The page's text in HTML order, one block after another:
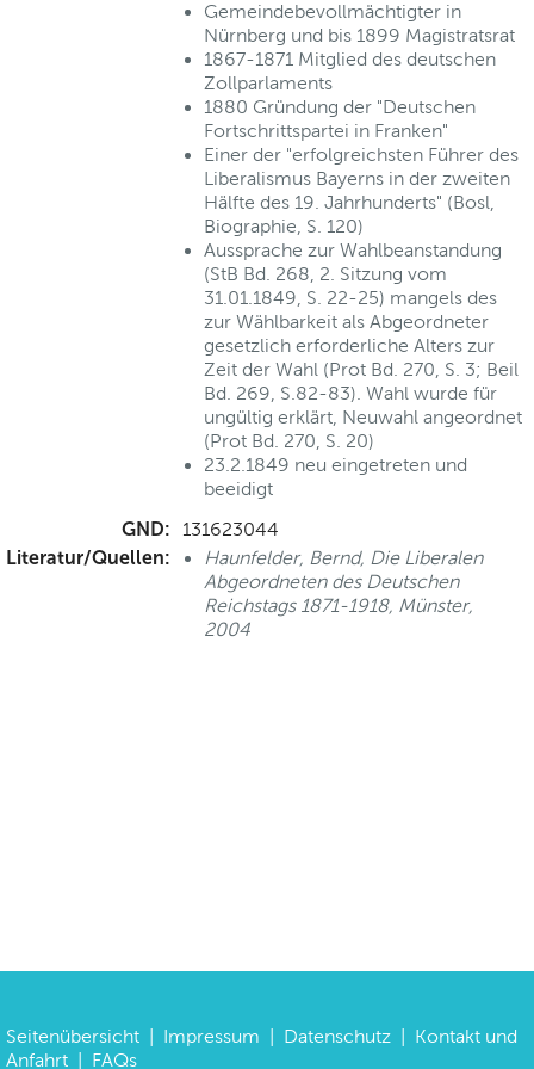
Gemeindebevollmächtigter in
Nürnberg und bis 1899 Magistratsrat
1867-1871 Mitglied des deutschen
Zollparlaments
1880 Gründung der "Deutschen
Fortschrittspartei in Franken"
Einer der "erfolgreichsten Führer des
Liberalismus Bayerns in der zweiten
Hälfte des 19. Jahrhunderts" (Bosl,
Biographie, S. 120)
Aussprache zur Wahlbeanstandung
(StB Bd. 268, 2. Sitzung vom
31.01.1849, S. 22-25) mangels des
zur Wählbarkeit als Abgeordneter
gesetzlich erforderliche Alters zur
Zeit der Wahl (Prot Bd. 270, S. 3; Beil
Bd. 269, S.82-83). Wahl wurde für
ungültig erklärt, Neuwahl angeordnet
(Prot Bd. 270, S. 20)
23.2.1849 neu eingetreten und
beeidigt
GND: 131623044
Literatur/Quellen:
Haunfelder, Bernd, Die Liberalen
Abgeordneten des Deutschen
Reichstags 1871-1918, Münster,
2004
Seitenübersicht Impressum Datenschutz
Kontakt und
Anfahrt
FAQs